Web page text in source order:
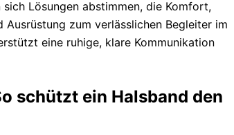
Lösungen abstimmen, die Komfort,
zum verlässlichen Begleiter im
eine ruhige, klare Kommunikation
schützt ein Halsband den